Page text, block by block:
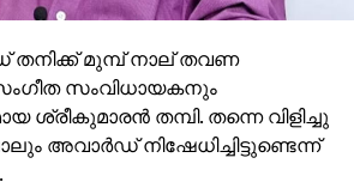
മുമ്പ് നാല് തവണ
സംഗീത സംവിധായകനും
ശ്രീകുമാരൻ തമ്പി. തന്നെ വിളിച്ചു
അവാർഡ് നിഷേധിച്ചിട്ടുണ്ടെന്ന്